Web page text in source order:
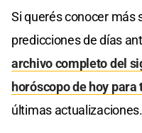
Si querés conocer más
predicciones de días
archivo completo del
horóscopo de hoy para
últimas actualizaciones.